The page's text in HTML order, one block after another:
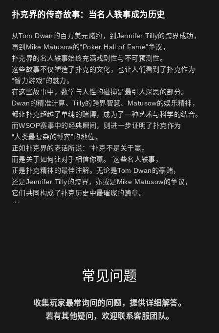
扑克界的传奇故事：当名人轶事成为历史
从Tom Dwan的百万美元赌约，到Jennifer Tilly的跨界成功，
再到Mike Matusow的“Poker Hall of Fame”争议，
扑克界的名人轶事始终充满戏剧性与不可预测性。
这些故事不仅塑造了扑克的文化，也让人们看到了扑克作为
“智力游戏”的魅力。
在这些故事中，数学与人性的碰撞是最引人深思的部分。
Dwan的精准计算、Tilly的跨界智慧、Matusow的娱乐精神，
都让扑克超越了单纯的赌博，成为了一种艺术与科学的结合。
而WSOP赛事中的经典瞬间，则进一步证明了扑克作为
“人类最复杂的博弈”的地位。
正如扑克界的老话所说：“扑克不是关于赢，
而是关于如何让对手相信你赢。”这些名人轶事，
正是扑克精神的最佳注解。无论是Tom Dwan的豪赌，
还是Jennifer Tilly的跨界，亦或是Mike Matusow的争议，
它们共同构成了扑克历史中最璀璨的篇章。
```
常见问题
收集玩家最常询问的问题，提供详细解答。
若有其他疑问，欢迎联系客服团队。